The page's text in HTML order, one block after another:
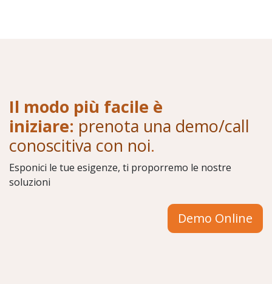
Il modo più facile è
iniziare: prenota una demo/call
conoscitiva con noi.
Esponici le tue esigenze, ti proporremo le nostre
soluzioni
Demo Online